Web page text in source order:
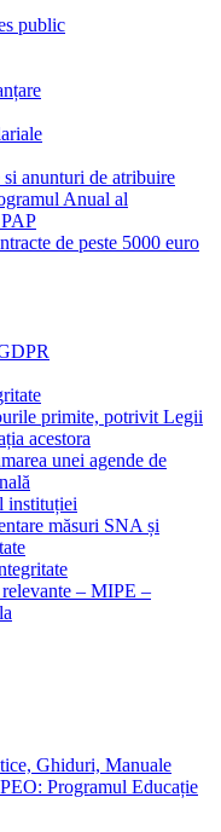
public
anunturi de atribuire
Anual al
de peste 5000 euro
primite, potrivit Legii
acestora
unei agende de
instituției
măsuri SNA și
– MIPE –
Ghiduri, Manuale
Programul Educație